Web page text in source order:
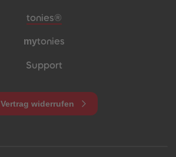
Meta-Navigation Footer
tonies®
mytonies
Support
Vertrag widerrufen